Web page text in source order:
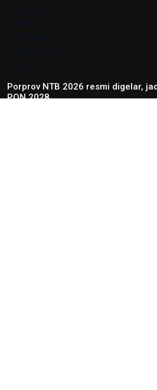
Porprov NTB 2026 resmi digelar,
PON 2028